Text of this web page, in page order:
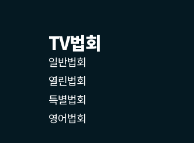
TV법회
일반법회
열린법회
특별법회
영어법회